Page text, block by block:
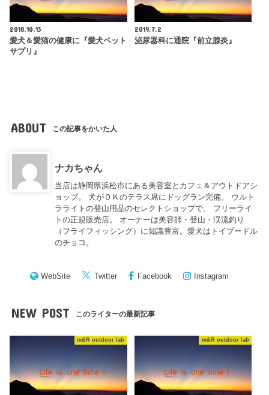
2018.10.13
愛犬＆愛猫の健康に『愛犬ペット
サプリ』
2019.7.2
泌尿器科に通院『前立腺炎』
ABOUT この記事をかいた人
ナカちゃん
当店は静岡県浜松市にある美容室とカフェ＆アウトドアシ
ョップ。 犬がＯＫのテラス席にドッグラン完備。 ウルト
ラライトの登山用品のセレクトショップで、 フリーライ
トの正規販売店。 オーナーは美容師・登山・渓流釣り
（フライフィッシング）に知識豊富。愛犬はトイプードル
のチョコ。
WebSite Twitter Facebook Instagram
NEW POST このライターの最新記事
m&R outdoor lab m&R outdoor lab